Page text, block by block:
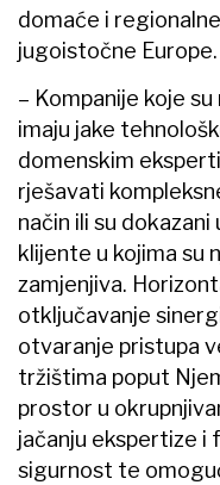
domaće i
jugoistočne Europe.
– Kompanije koje
imaju jake
domenskim
rješavati
način ili su
klijente u kojima su
zamjenjiva.
otključavanje
otvaranje pristupa
tržištima poput
prostor u
jačanju ekspertize i
sigurnost te